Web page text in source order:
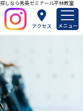
しなら秀英ゼミナール平林教室
アクセス
メニュー